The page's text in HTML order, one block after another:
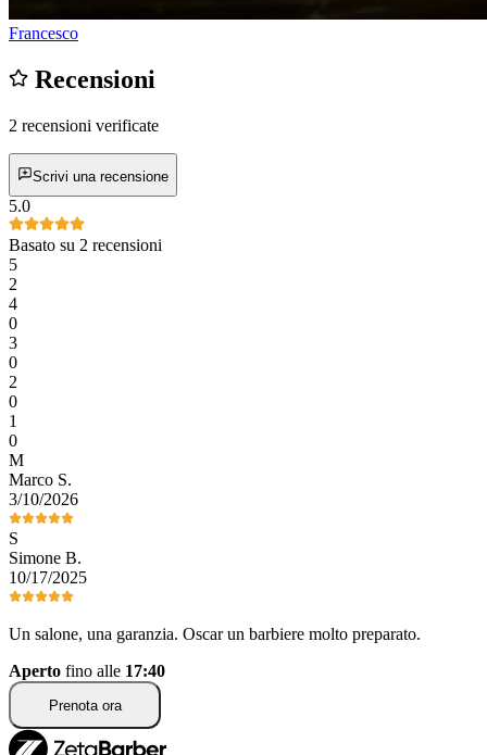
Francesco
Recensioni
2 recensioni verificate
Scrivi una recensione
5.0
Basato su 2 recensioni
5
2
4
0
3
0
2
0
1
0
M
Marco S.
3/10/2026
S
Simone B.
10/17/2025
Un salone, una garanzia. Oscar un barbiere molto preparato.
Aperto fino alle 17:40
Prenota ora